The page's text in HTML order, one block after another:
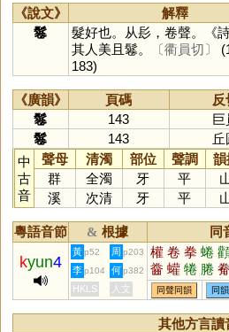
《說文》 解釋
鬈
髮好也。从髟，卷聲。《
其人美且鬈。
〔衢員切〕
183)
《廣韻》 頁碼 反
鬈
143
巨
鬈
143
丘
中
古
音
聲母 清濁 部位 聲調 韻
群
全濁 牙 平
溪
次清 牙 平
粵語音節 & 根據 同
kyun4
黃 p52 周 p203 權 卷 拳 蜷
齤 蠸 犈 腃 觠
李 p104 何 p382
HKLS 人文 同聲同韻 同
其他方言讀